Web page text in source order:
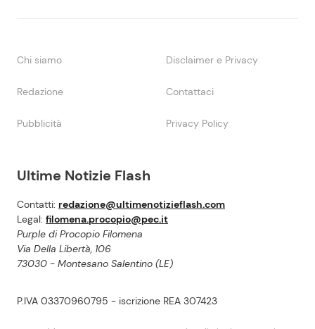
Ultime Notizie Flash
Contatti: redazione@ultimenotizieflash.com
Legal: filomena.procopio@pec.it
Purple di Procopio Filomena
Via Della Libertà, 106
73030 - Montesano Salentino (LE)
P.IVA 03370960795 - iscrizione REA 307423
Chi siamo Disclaimer e Privacy
Redazione Contattaci
Pubblicità Privacy Policy